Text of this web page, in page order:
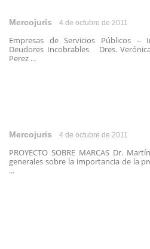
Mercojuris 4 de octubre de 2011
Empresas de Servicios Públicos –
Deudores Incobrables Dres.
Perez ...
Mercojuris 4 de octubre de 2011
PROYECTO SOBRE MARCAS Dr.
generales sobre la importancia de la
...